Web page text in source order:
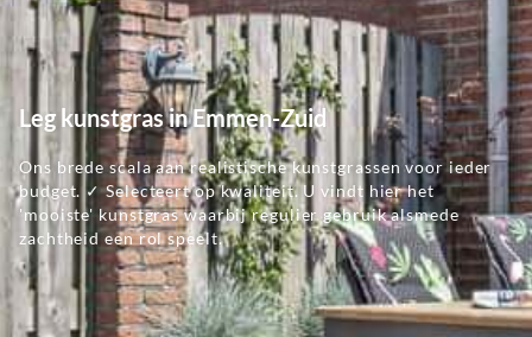
Leg kunstgras in Emmen-Zuid
Ons brede scala aan realistische kunstgrassen voor ieder
budget. ✓ Selecteert op kwaliteit. U vindt hier het
'mooiste' kunstgras waarbij regulier gebruik alsmede
zachtheid een rol speelt.